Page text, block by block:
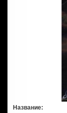
Название: